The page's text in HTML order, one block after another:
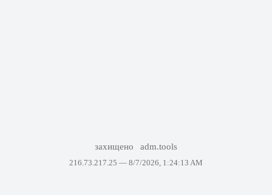
захищено adm.tools
216.73.217.25 — 8/7/2026, 1:24:13 AM